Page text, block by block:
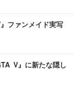
ファンメイド実写
V』に新たな隠し